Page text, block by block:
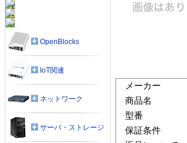
メーカー
商品名
型番
保証条件
OpenBlocks
IoT関連
ネットワーク
サーバ・ストレージ